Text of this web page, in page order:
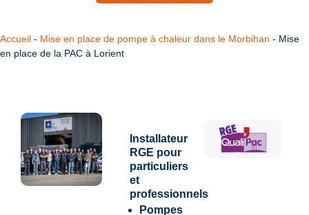
Accueil - Mise en place de pompe à chaleur dans le Morbihan - Mise
en place de la PAC à Lorient
Installateur
RGE pour
particuliers
et
professionnels
Pompes